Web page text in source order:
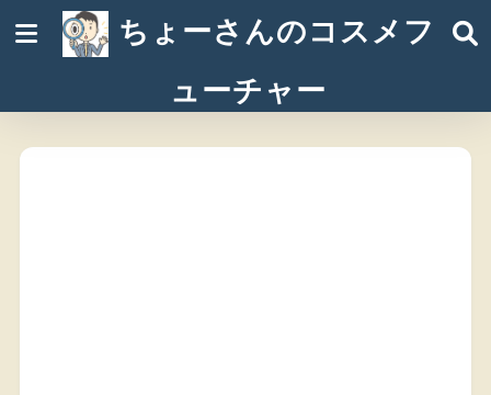
ちょーさんのコスメフ
ューチャー